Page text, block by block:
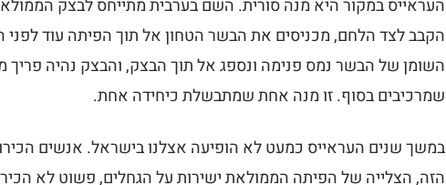
העראייס במקור היא מנה סורית. השם בערבית מתייחס לבצק
הקבב לצד הלחם, מכניסים את הבשר הטחון אל תוך הפיתה עוד
השומן של הבשר נמס פנימה ונספג אל תוך הבצק, והבצק נהיה פריך
שמרכיבים בסוף. זו מנה אחת שמתבשלת כיחידה אחת.
במשך שנים העראייס כמעט לא הופיעה אצלנו בישראל. אנשים
הזה, הצלייה של הפיתה הממולאת ישירות על הגחלים, פשוט לא